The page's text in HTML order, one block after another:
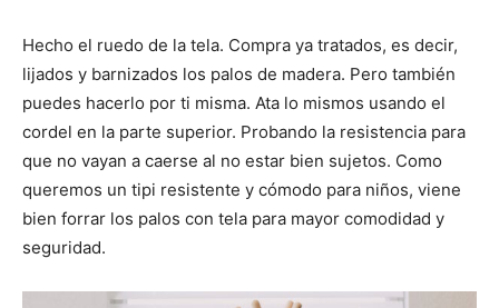
Hecho el ruedo de la tela. Compra ya tratados, es decir,
lijados y barnizados los palos de madera. Pero también
puedes hacerlo por ti misma. Ata lo mismos usando el
cordel en la parte superior. Probando la resistencia para
que no vayan a caerse al no estar bien sujetos. Como
queremos un tipi resistente y cómodo para niños, viene
bien forrar los palos con tela para mayor comodidad y
seguridad.